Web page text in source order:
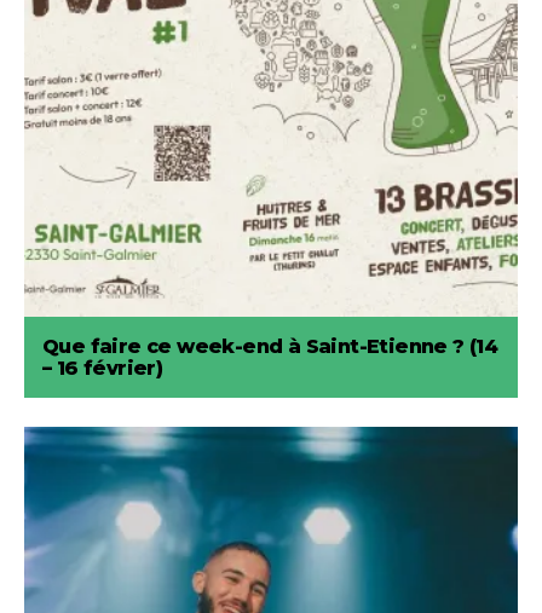
Que faire ce week-end à Saint-Etienne ? (14
– 16 février)